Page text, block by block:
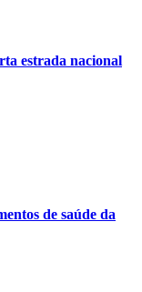
estrada nacional
de saúde da